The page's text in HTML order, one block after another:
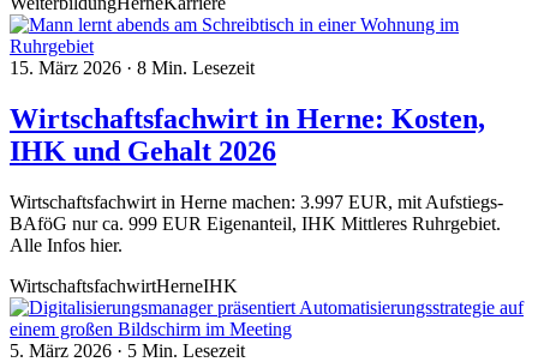
15. März 2026 · 8 Min. Lesezeit
Wirtschaftsfachwirt in Herne: Kosten,
IHK und Gehalt 2026
Wirtschaftsfachwirt in Herne machen: 3.997 EUR, mit Aufstiegs-
BAföG nur ca. 999 EUR Eigenanteil, IHK Mittleres Ruhrgebiet.
Alle Infos hier.
WirtschaftsfachwirtHerneIHK
5. März 2026 · 5 Min. Lesezeit